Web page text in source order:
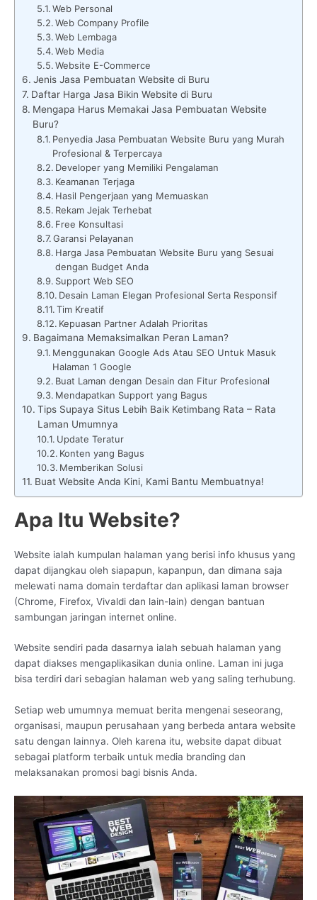
Web Personal
Web Company Profile
Web Lembaga
Web Media
Website E-Commerce
Jenis Jasa Pembuatan Website di Buru
Daftar Harga Jasa Bikin Website di Buru
Mengapa Harus Memakai Jasa Pembuatan Website
Buru?
Penyedia Jasa Pembuatan Website Buru yang Murah
Profesional & Terpercaya
Developer yang Memiliki Pengalaman
Keamanan Terjaga
Hasil Pengerjaan yang Memuaskan
Rekam Jejak Terhebat
Free Konsultasi
Garansi Pelayanan
Harga Jasa Pembuatan Website Buru yang Sesuai
dengan Budget Anda
Support Web SEO
Desain Laman Elegan Profesional Serta Responsif
Tim Kreatif
Kepuasan Partner Adalah Prioritas
Bagaimana Memaksimalkan Peran Laman?
Menggunakan Google Ads Atau SEO Untuk Masuk
Halaman 1 Google
Buat Laman dengan Desain dan Fitur Profesional
Mendapatkan Support yang Bagus
Tips Supaya Situs Lebih Baik Ketimbang Rata – Rata
Laman Umumnya
Update Teratur
Konten yang Bagus
Memberikan Solusi
Buat Website Anda Kini, Kami Bantu Membuatnya!
Apa Itu Website?
Website ialah kumpulan halaman yang berisi info khusus yang
dapat dijangkau oleh siapapun, kapanpun, dan dimana saja
melewati nama domain terdaftar dan aplikasi laman browser
(Chrome, Firefox, Vivaldi dan lain-lain) dengan bantuan
sambungan jaringan internet online.
Website sendiri pada dasarnya ialah sebuah halaman yang
dapat diakses mengaplikasikan dunia online. Laman ini juga
bisa terdiri dari sebagian halaman web yang saling terhubung.
Setiap web umumnya memuat berita mengenai seseorang,
organisasi, maupun perusahaan yang berbeda antara website
satu dengan lainnya. Oleh karena itu, website dapat dibuat
sebagai platform terbaik untuk media branding dan
melaksanakan promosi bagi bisnis Anda.